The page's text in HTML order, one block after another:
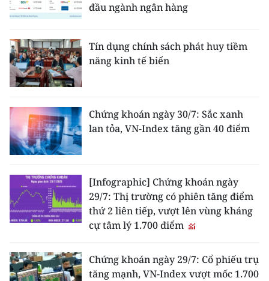
đầu ngành ngân hàng
Tín dụng chính sách phát huy tiềm
năng kinh tế biển
Chứng khoán ngày 30/7: Sắc xanh
lan tỏa, VN-Index tăng gần 40 điểm
[Infographic] Chứng khoán ngày
29/7: Thị trường có phiên tăng điểm
thứ 2 liên tiếp, vượt lên vùng kháng
cự tâm lý 1.700 điểm
Chứng khoán ngày 29/7: Cổ phiếu trụ
tăng mạnh, VN-Index vượt mốc 1.700